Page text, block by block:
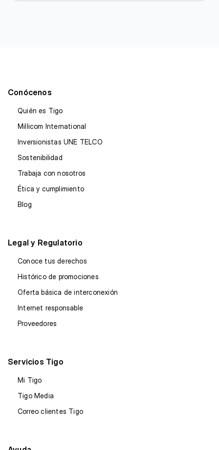
Conócenos
Quién es Tigo
Millicom International
Inversionistas UNE TELCO
Sostenibilidad
Trabaja con nosotros
Ética y cumplimiento
Blog
Legal y Regulatorio
Conoce tus derechos
Histórico de promociones
Oferta básica de interconexión
Internet responsable
Proveedores
Servicios Tigo
Mi Tigo
Tigo Media
Correo clientes Tigo